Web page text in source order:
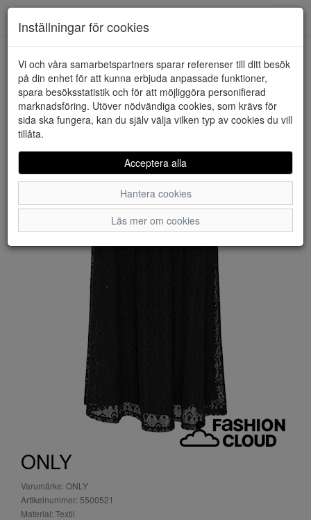
HEM ONLY
ONLY
Varumärke: ONLY
Artikelnummer: 5500521
Material: Textil
Inställningar för cookies
Vi och våra samarbetspartners sparar referenser till ditt besök
på din enhet för att kunna erbjuda anpassade funktioner,
spara besöksstatistik och för att möjliggöra personifierad
marknadsföring. Utöver nödvändiga cookies, som krävs för
sida ska fungera, kan du själv välja vilken typ av cookies du vill
tillåta.
Acceptera alla
Hantera cookies
Läs mer om cookies